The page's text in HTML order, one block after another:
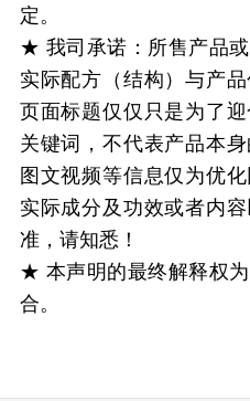
定。
★ 我司承诺：所售产品
实际配方（结构）与产
页面标题仅仅只是为了
关键词，不代表产品本
图文视频等信息仅为优
实际成分及功效或者内
准，请知悉！
★ 本声明的最终解释权
合。